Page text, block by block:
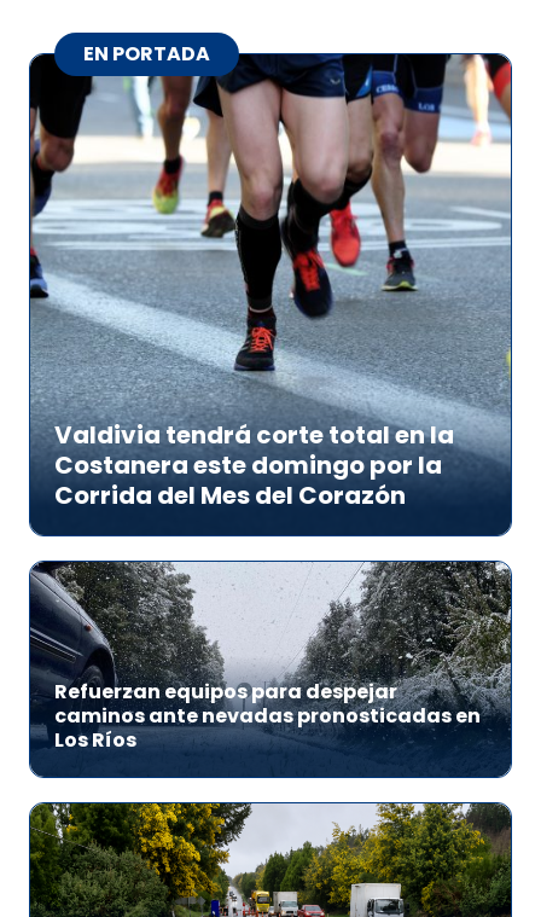
EN PORTADA
Valdivia tendrá corte total en la
Costanera este domingo por la
Corrida del Mes del Corazón
Refuerzan equipos para despejar
caminos ante nevadas pronosticadas en
Los Ríos